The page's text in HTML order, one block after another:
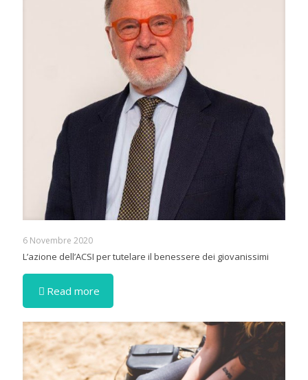
6 Novembre 2020
L’azione dell’ACSI per tutelare il benessere dei giovanissimi
Read more